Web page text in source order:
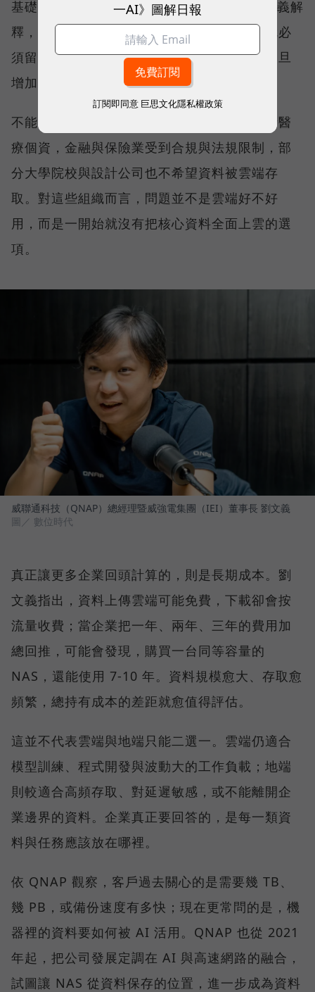
基礎架構。威聯通科技（QNAP）總經理劉文義解
釋，當資料因合規要求或敏感度不能上雲，就必
須留在靠近使用者與應用的地方；運算需求一旦
增加，承接資料的裝置也自然被推向地端 AI。
不能上雲的名單比想像中長。醫療業持有大量醫
療個資，金融與保險業受到合規與法規限制，部
分大學院校與設計公司也不希望資料被雲端存
取。對這些組織而言，問題並不是雲端好不好
用，而是一開始就沒有把核心資料全面上雲的選
項。
威聯通科技（QNAP）總經理暨威強電集團（IEI）董事長 劉文義
圖／ 數位時代
真正讓更多企業回頭計算的，則是長期成本。劉
文義指出，資料上傳雲端可能免費，下載卻會按
流量收費；當企業把一年、兩年、三年的費用加
總回推，可能會發現，購買一台同等容量的
NAS，還能使用 7-10 年。資料規模愈大、存取愈
頻繁，總持有成本的差距就愈值得評估。
這並不代表雲端與地端只能二選一。雲端仍適合
模型訓練、程式開發與波動大的工作負載；地端
則較適合高頻存取、對延遲敏感，或不能離開企
業邊界的資料。企業真正要回答的，是每一類資
料與任務應該放在哪裡。
依 QNAP 觀察，客戶過去關心的是需要幾 TB、
幾 PB，或備份速度有多快；現在更常問的是，機
器裡的資料要如何被 AI 活用。QNAP 也從 2021
年起，把公司發展定調在 AI 與高速網路的融合，
試圖讓 NAS 從資料保存的位置，進一步成為資料
一AI》圖解日報
訂閱即同意 巨思文化隱私權政策